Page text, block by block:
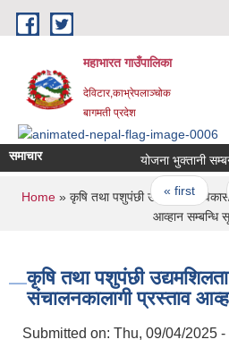
Skip to main content
महाभारत गाउँपालिका
देविटार,काभ्रेपलाञ्चोक
बागमती प्रदेश
समाचार योजना भुक्तानी
Pages
« first
You are here
Home » कृषि तथा पशुपंछी उद्यमशिलता
आव्हान सम्बन्धि
कृषि तथा पशुपंछी
संचालनकालागी प्रस्ताव
Submitted on: Thu, 09/04/2025 -